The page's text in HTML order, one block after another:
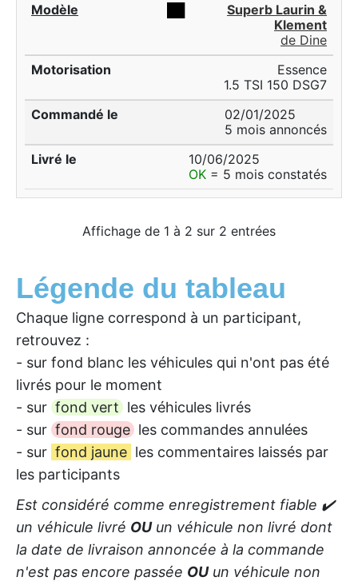
Superb Laurin &
Klement
de Dine
Essence
1.5 TSI 150 DSG7
02/01/2025
5 mois annoncés
10/06/2025
OK = 5 mois constatés
Affichage de 1 à 2 sur 2 entrées
Légende du tableau
Chaque ligne correspond à un participant,
retrouvez :
- sur fond blanc les véhicules qui n'ont pas été
livrés pour le moment
- sur fond vert les véhicules livrés
- sur fond rouge les commandes annulées
- sur fond jaune les commentaires laissés par
les participants
Est considéré comme enregistrement fiable ✔️
un véhicule livré OUun véhicule non livré dont
la date de livraison annoncée à la commande
n'est pas encore passée OUun véhicule non